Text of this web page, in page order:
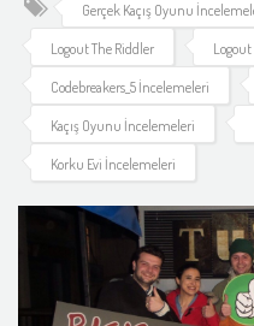
Gerçek Kaçış Oyunu
Logout The Riddler Logout
Codebreakers_5 İncelemeleri
Kaçış Oyunu İncelemeleri
Korku Evi İncelemeleri